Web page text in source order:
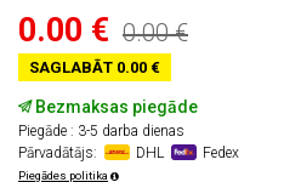
0.00 € 0.00 €
SAGLABĀT 0.00 €
Bezmaksas piegāde
Piegāde : 3-5 darba dienas
Pārvadātājs:
DHL Fedex
Piegādes politika